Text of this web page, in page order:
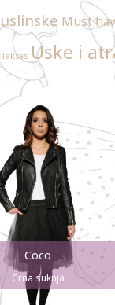
Must
Teksas Uske i
Coco
Crna suknja